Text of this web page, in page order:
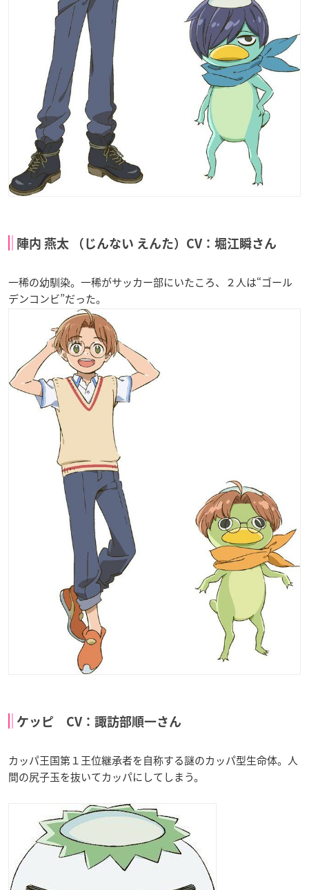
陣内 燕太 （じんない えんた）CV：堀江瞬さん
一稀の幼馴染。一稀がサッカー部にいたころ、２人は“ゴール
デンコンビ”だった。
ケッピ CV：諏訪部順一さん
カッパ王国第１王位継承者を自称する謎のカッパ型生命体。人
間の尻子玉を抜いてカッパにしてしまう。